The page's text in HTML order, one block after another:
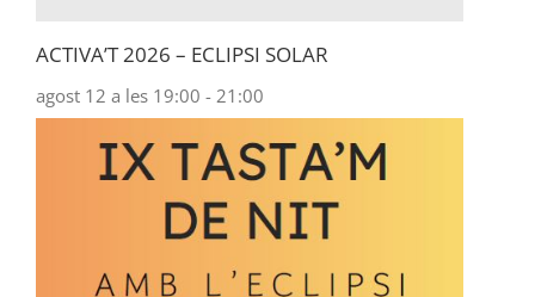
ACTIVA’T 2026 – ECLIPSI SOLAR
agost 12 a les 19:00 - 21:00